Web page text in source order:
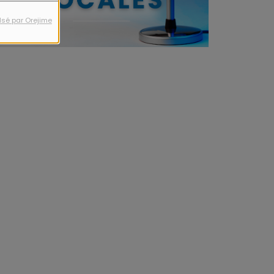
par Orejime